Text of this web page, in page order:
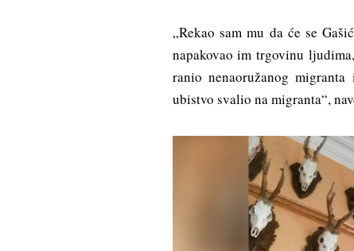
„Rekao sam mu da će se
napakovao im trgovinu
ranio nenaoružanog
ubistvo svalio na migranta“,